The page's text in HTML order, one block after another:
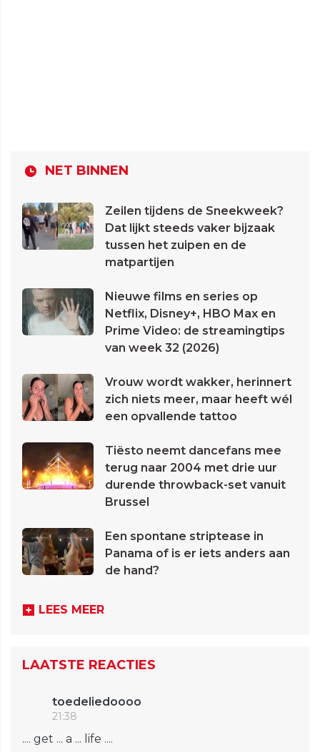
NET BINNEN
Zeilen tijdens de Sneekweek?
Dat lijkt steeds vaker bijzaak
tussen het zuipen en de
matpartijen
Nieuwe films en series op
Netflix, Disney+, HBO Max en
Prime Video: de streamingtips
van week 32 (2026)
Vrouw wordt wakker, herinnert
zich niets meer, maar heeft wél
een opvallende tattoo
Tiësto neemt dancefans mee
terug naar 2004 met drie uur
durende throwback-set vanuit
Brussel
Een spontane striptease in
Panama of is er iets anders aan
de hand?
LEES MEER
LAATSTE REACTIES
toedeliedoooo
21:38
.... get ... a ... life ....